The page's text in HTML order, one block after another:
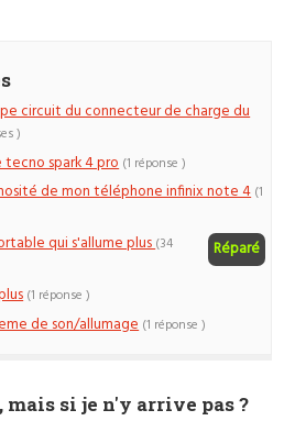
circuit du connecteur de charge du
)
spark 4 pro (1 réponse )
de mon téléphone infinix note 4 (1
qui s'allume plus Réparé
(34
(1 réponse )
de son/allumage (1 réponse )
mais si je n'y arrive pas ?